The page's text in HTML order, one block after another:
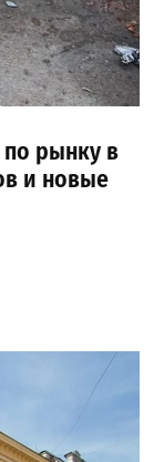
по рынку в
и новые